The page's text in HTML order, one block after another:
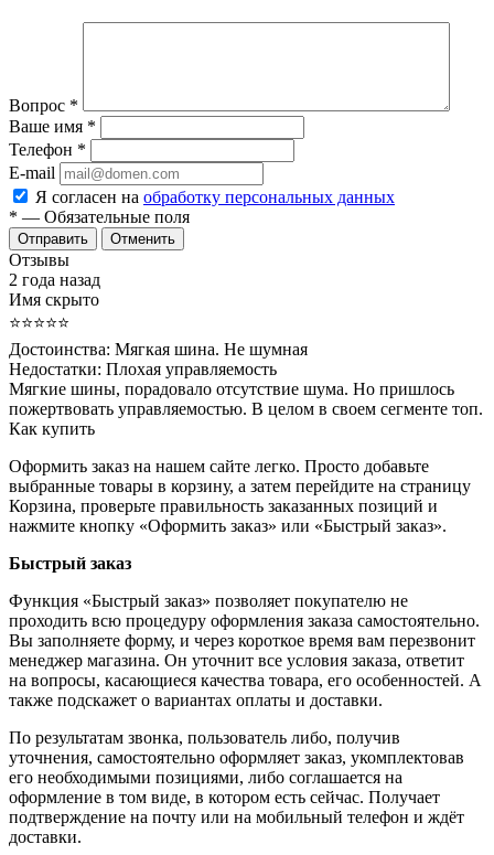
Вопрос *
Ваше имя *
Телефон *
E-mail
Я согласен на обработку персональных данных
* — Обязательные поля
Отменить
Отзывы
2 года назад
Имя скрыто
⭐⭐⭐⭐⭐
Достоинства: Мягкая шина. Не шумная
Недостатки: Плохая управляемость
Мягкие шины, порадовало отсутствие шума. Но пришлось
пожертвовать управляемостью. В целом в своем сегменте топ.
Как купить
Оформить заказ на нашем сайте легко. Просто добавьте
выбранные товары в корзину, а затем перейдите на страницу
Корзина, проверьте правильность заказанных позиций и
нажмите кнопку «Оформить заказ» или «Быстрый заказ».
Быстрый заказ
Функция «Быстрый заказ» позволяет покупателю не
проходить всю процедуру оформления заказа самостоятельно.
Вы заполняете форму, и через короткое время вам перезвонит
менеджер магазина. Он уточнит все условия заказа, ответит
на вопросы, касающиеся качества товара, его особенностей. А
также подскажет о вариантах оплаты и доставки.
По результатам звонка, пользователь либо, получив
уточнения, самостоятельно оформляет заказ, укомплектовав
его необходимыми позициями, либо соглашается на
оформление в том виде, в котором есть сейчас. Получает
подтверждение на почту или на мобильный телефон и ждёт
доставки.